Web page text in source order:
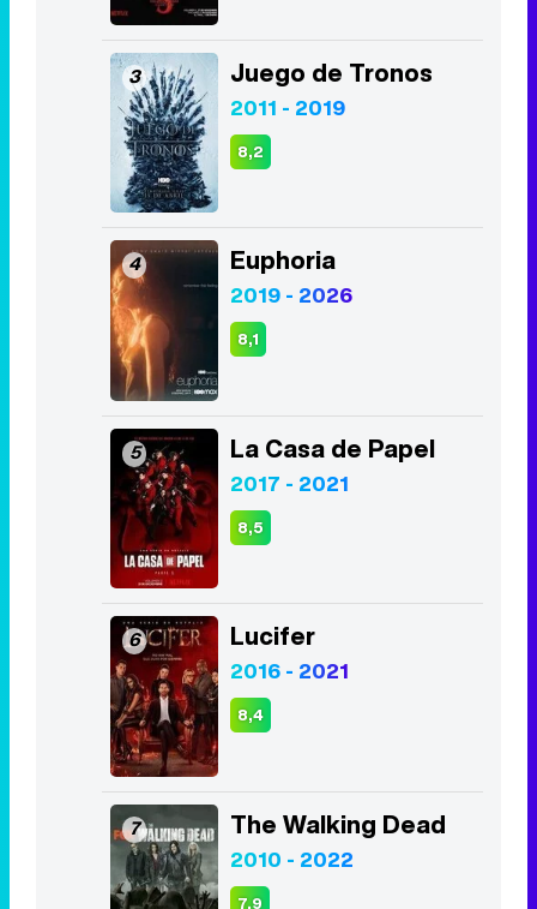
3 Juego de Tronos
2011 - 2019
8,2
4 Euphoria
2019 - 2026
8,1
5 La Casa de Papel
2017 - 2021
8,5
6 Lucifer
2016 - 2021
8,4
7 The Walking Dead
2010 - 2022
7,9